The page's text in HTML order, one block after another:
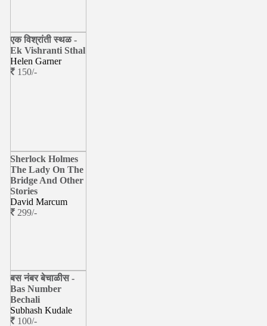
एक विश्रांती स्थळ -
Ek Vishranti Sthal
Helen Garner
150/-
Sherlock Holmes
The Lady On The
Bridge And Other
Stories
David Marcum
299/-
बस नंबर बेचाळीस -
Bas Number
Bechali
Subhash Kudale
100/-